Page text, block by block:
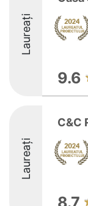
Laureați
9.6
Laureați
C&C
8.7